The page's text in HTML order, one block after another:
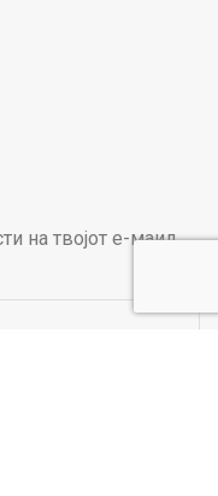
на твојот е-маил